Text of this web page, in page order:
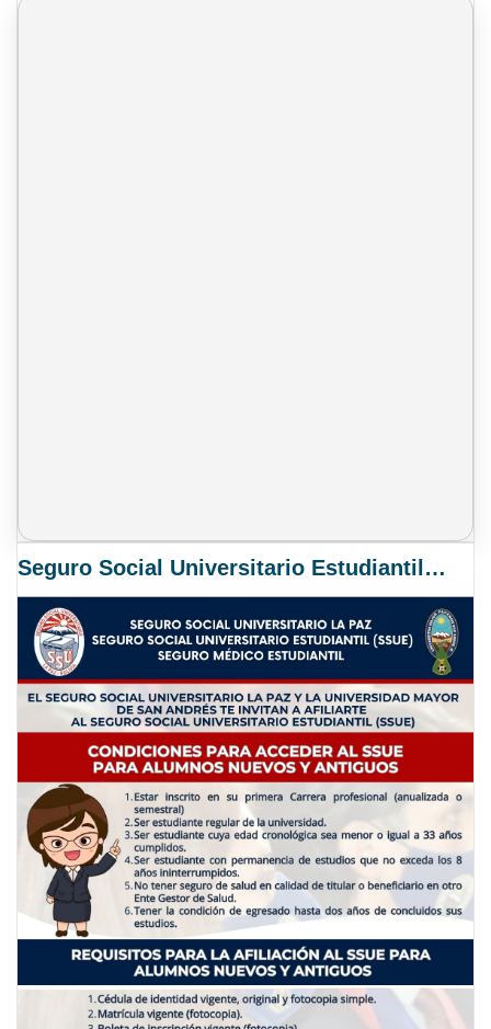
Seguro Social Universitario Estudiantil SSUE